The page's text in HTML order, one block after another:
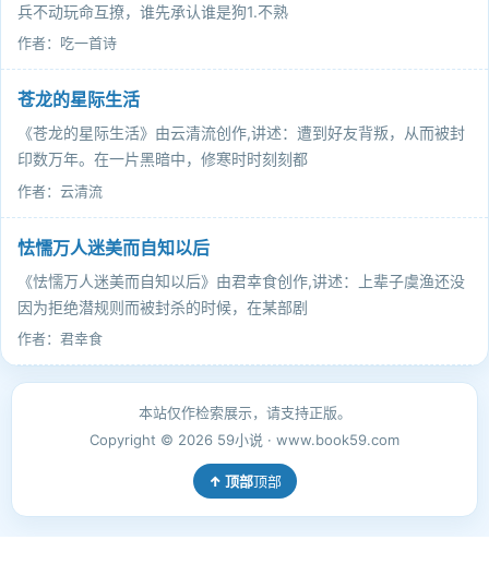
兵不动玩命互撩，谁先承认谁是狗1.不熟
作者：吃一首诗
苍龙的星际生活
《苍龙的星际生活》由云清流创作,讲述：遭到好友背叛，从而被封
印数万年。在一片黑暗中，修寒时时刻刻都
作者：云清流
怯懦万人迷美而自知以后
《怯懦万人迷美而自知以后》由君幸食创作,讲述：上辈子虞渔还没
因为拒绝潜规则而被封杀的时候，在某部剧
作者：君幸食
本站仅作检索展示，请支持正版。
Copyright © 2026 59小说 · www.book59.com
顶部